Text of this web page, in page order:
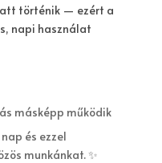
történik — ezért a
napi használat
másképp működik
és ezzel
munkánkat. ✨